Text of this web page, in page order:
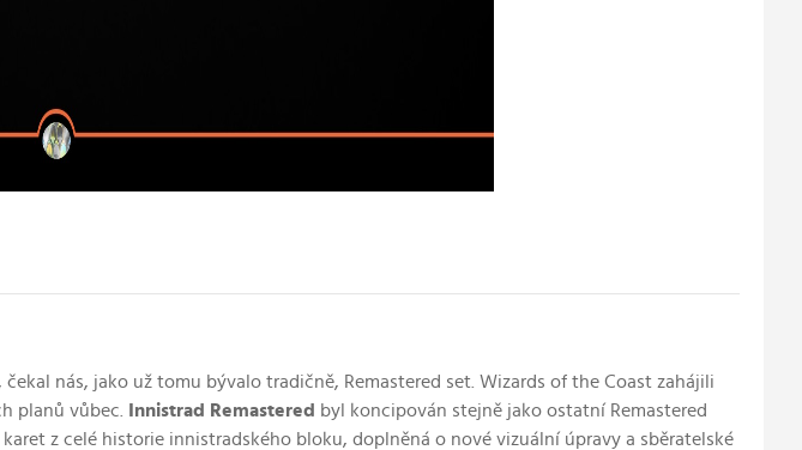
nás, jako už tomu bývalo tradičně, Remastered set. Wizards of the Coast zahájili
planů vůbec.
Innistrad Remastered byl koncipován stejně jako ostatní Remastered
z celé historie innistradského bloku, doplněná o nové vizuální úpravy a sběratelské